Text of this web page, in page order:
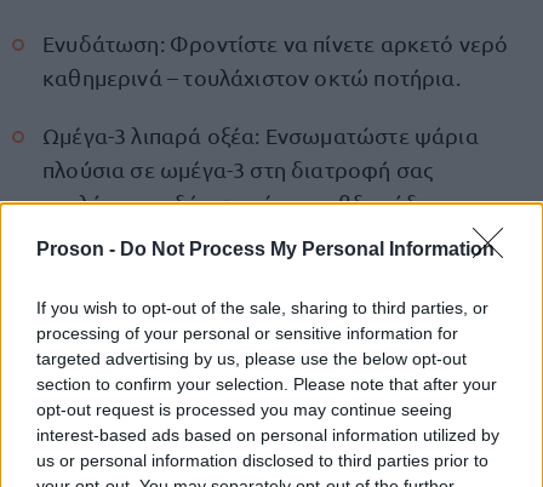
Proson - Do Not Process My Personal Information
If you wish to opt-out of the sale, sharing to third parties, or
processing of your personal or sensitive information for
targeted advertising by us, please use the below opt-out
section to confirm your selection. Please note that after your
opt-out request is processed you may continue seeing
interest-based ads based on personal information utilized by
us or personal information disclosed to third parties prior to
Ενυδάτωση: Φροντίστε να πίνετε αρκετό νερό
καθημερινά – τουλάχιστον οκτώ ποτήρια.
Ωμέγα-3 λιπαρά οξέα: Ενσωματώστε ψάρια
πλούσια σε ωμέγα-3 στη διατροφή σας
τουλάχιστον δύο φορές την εβδομάδα.
Ισορροπία θρεπτικών συστατικών: Εστιάστε σε
φυσιολογικά επίπεδα χοληστερόλης και να
ενισχύσετε τη λειτουργία της καρδιάς σας.
Ακόμη καιμικρές αλλαγέςμπορούν να έχουν
μεγάλο αντίκτυπο στη βελτίωση της υγείας σας,